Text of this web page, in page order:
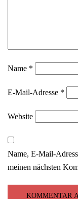
Name *
E-Mail-Adresse *
Website
Name, E-Mail-
meinen nächsten